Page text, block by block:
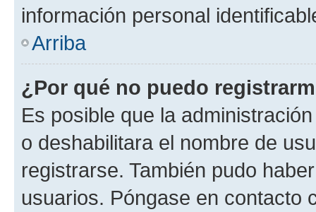
información personal
Arriba
¿Por qué no puedo
Es posible que la
o deshabilitara el nombre de
registrarse. También pudo
usuarios. Póngase en contacto